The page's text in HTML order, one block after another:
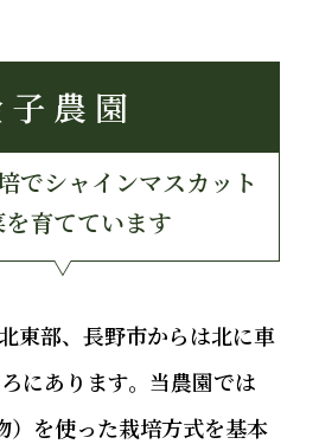
子農園
でシャインマスカット
を育てています
東部、長野市からは北に車
にあります。当農園では
）を使った栽培方式を基本